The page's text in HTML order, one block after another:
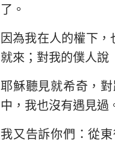
傳道書
以賽亞書
耶利米哀歌
但以理書
約珥書
俄巴底亞書
了。
因為我在人的權下
就來；對我的僕人說
耶穌聽見就希奇，
中，我也沒有遇見過
我又告訴你們：從